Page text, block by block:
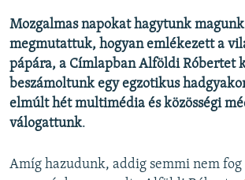
KÖVESSEN MINKET!
Valamennyi RFE/RL weboldal
Mozgalmas napokat hagytunk
megmutattuk, hogyan emlékezett a
pápára, a Címlapban Alföldi Róbertet
beszámoltunk egy egzotikus
elmúlt hét multimédia és közösségi
válogattunk.
Amíg hazudunk, addig semmi nem